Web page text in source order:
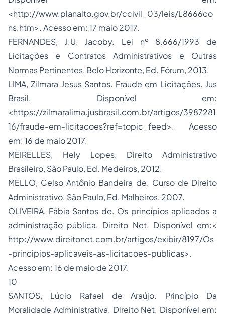
<http://www.planalto.gov.br/ccivil_03/leis/L8666co
ns.htm>. Acesso em: 17 maio 2017.
FERNANDES, J.U. Jacoby. Lei nº 8.666/1993 de
Licitações e Contratos Administrativos e Outras
Normas Pertinentes, Belo Horizonte, Ed. Fórum, 2013.
LIMA, Zilmara Jesus Santos. Fraude em Licitações. Jus
Brasil. Disponível em:
<https://zilmaralima.jusbrasil.com.br/artigos/3987281
16/fraude-em-licitacoes?ref=topic_feed>. Acesso
em: 16 de maio 2017.
MEIRELLES, Hely Lopes. Direito Administrativo
Brasileiro, São Paulo, Ed. Medeiros, 2012.
MELLO, Celso Antônio Bandeira de. Curso de Direito
Administrativo. São Paulo, Ed. Malheiros, 2007.
OLIVEIRA, Fábia Santos de. Os princípios aplicados a
administração pública. Direito Net. Disponível em:<
http://www.direitonet.com.br/artigos/exibir/8197/Os
-principios-aplicaveis-as-licitacoes-publicas>.
Acesso em: 16 de maio de 2017.
10
SANTOS, Lúcio Rafael de Araújo. Princípio Da
Moralidade Administrativa. Direito Net. Disponível em: